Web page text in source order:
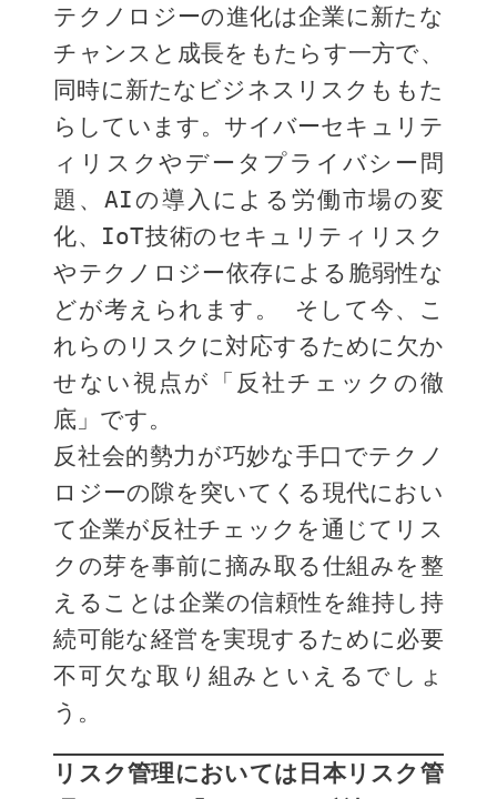
テクノロジーの進化は企業に新たな
チャンスと成長をもたらす一方で、
同時に新たなビジネスリスクももた
らしています。サイバーセキュリテ
ィリスクやデータプライバシー問
題、AIの導入による労働市場の変
化、IoT技術のセキュリティリスク
やテクノロジー依存による脆弱性な
どが考えられます。 そして今、こ
れらのリスクに対応するために欠か
せない視点が「反社チェックの徹
底」です。
反社会的勢力が巧妙な手口でテクノ
ロジーの隙を突いてくる現代におい
て企業が反社チェックを通じてリス
クの芽を事前に摘み取る仕組みを整
えることは企業の信頼性を維持し持
続可能な経営を実現するために必要
不可欠な取り組みといえるでしょ
う。
リスク管理においては日本リスク管